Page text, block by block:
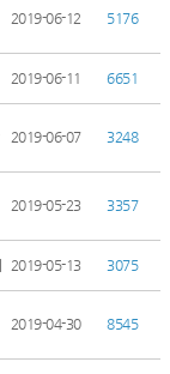
2019-06-12 5176
2019-06-11 6651
2019-06-07 3248
2019-05-23 3357
2019-05-13 3075
2019-04-30 8545